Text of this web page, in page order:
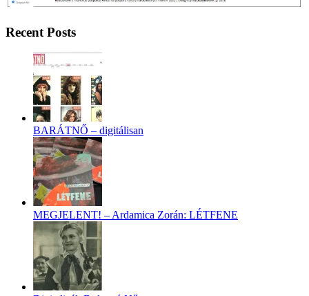
Recent Posts
BARÁTNŐ – digitálisan
MEGJELENT! – Ardamica Zorán: LÉTFENE